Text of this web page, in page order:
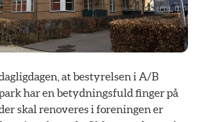
at bestyrelsen i A/B
har en betydningsfuld finger på
skal renoveres i foreningen er